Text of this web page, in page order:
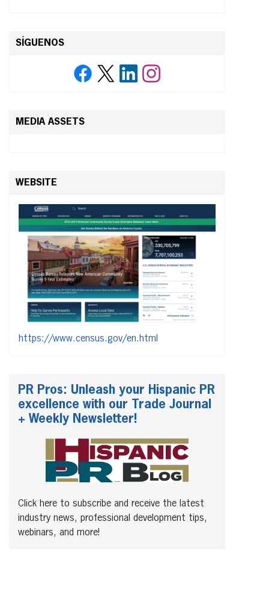
SÍGUENOS
MEDIA ASSETS
WEBSITE
https://www.census.gov/en.html
PR Pros: Unleash your Hispanic PR
excellence with our Trade Journal
+ Weekly Newsletter!
Click here to subscribe and receive the latest
industry news, professional development tips,
webinars, and more!